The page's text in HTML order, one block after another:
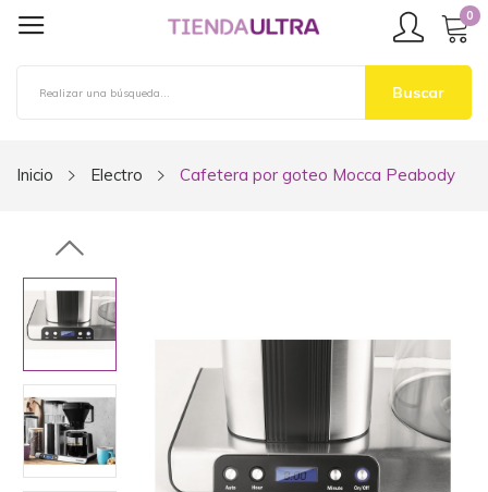
0
Buscar
Inicio Electro Cafetera por goteo Mocca Peabody